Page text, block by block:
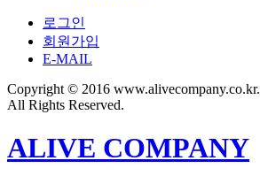
로그인
회원가입
E-MAIL
Copyright © 2016 www.alivecompany.co.kr.
All Rights Reserved.
ALIVE COMPANY